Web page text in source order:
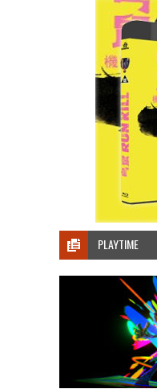
PLAYTIME